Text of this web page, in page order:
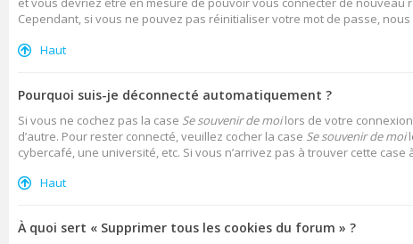
Cependant, si vous ne pouvez pas réinitialiser votre mot de passe,
Haut
Pourquoi suis-je déconnecté automatiquement ?
Si vous ne cochez pas la case Se souvenir de moilors de votre
d’autre. Pour rester connecté, veuillez cocher la case Se souvenir de moi
cybercafé, une université, etc. Si vous n’arrivez pas à trouver cette
Haut
À quoi sert « Supprimer tous les cookies du forum » ?